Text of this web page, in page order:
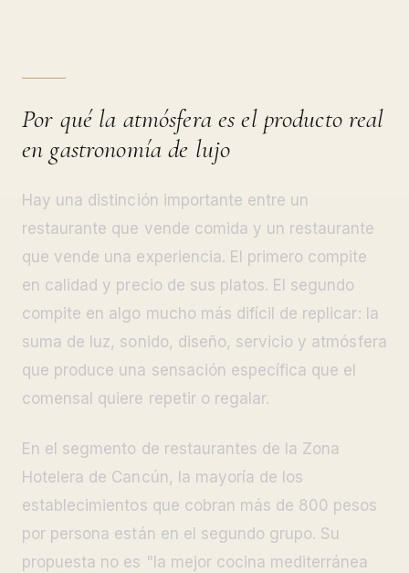
Por qué la atmósfera es el producto real
en gastronomía de lujo
Hay una distinción importante entre un
restaurante que vende comida y un restaurante
que vende una experiencia. El primero compite
en calidad y precio de sus platos. El segundo
compite en algo mucho más difícil de replicar: la
suma de luz, sonido, diseño, servicio y atmósfera
que produce una sensación específica que el
comensal quiere repetir o regalar.
En el segmento de restaurantes de la Zona
Hotelera de Cancún, la mayoría de los
establecimientos que cobran más de 800 pesos
por persona están en el segundo grupo. Su
propuesta no es "la mejor cocina mediterránea